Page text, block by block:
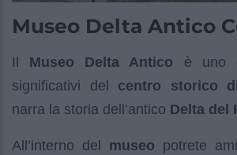
Museo Delta Antico
Il Museo Delta Antico è uno
significativi del centro storico
narra la storia dell’antico Delta del
All’interno del museo potrete